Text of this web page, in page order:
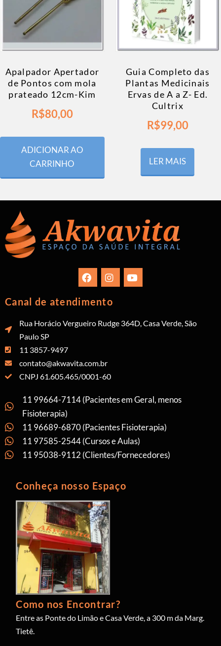
Apalpador Apertador
de Pontos com mola
prateado 12cm-Kim
R$80,00
ADICIONAR AO
CARRINHO
Guia Completo das
Plantas Medicinais
Ervas de A a Z- Ed.
Cultrix
R$99,00
LER MAIS
Canal de atendimento
Rua Horácio Vergueiro Rudge 364D, Casa Verde, São
Paulo SP
11 3857-9497
contato@akwavita.com.br
CNPJ 61.605.465/0001-60
11 99664-7114 (Pacientes em Geral, menos
Fisioterapia)
11 96689-6870 (Pacientes Fisioterapia)
11 97585-2544 (Cursos e Aulas)
11 95038-9112 (Clientes/Fornecedores)
Conheça nosso Espaço
Como nos Encontrar?
Entre as Ponte do Limão e Casa Verde, a 300 m da Marg.
Tietê.